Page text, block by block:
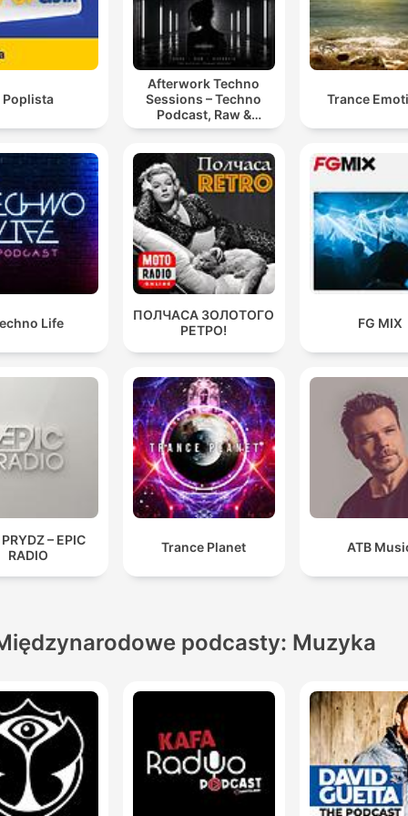
Poplista
Afterwork Techno
Sessions – Techno
Podcast, Raw &
Hypnotic Techno
Trance
Life
ПОЛЧАСА ЗОЛОТОГО
РЕТРО!
FG MIX
– EPIC
RADIO
Trance Planet ATB
podcasty: Muzyka